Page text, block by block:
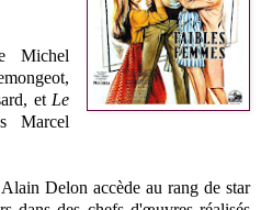
Michel
et Le
Marcel
Delon accède au rang de star